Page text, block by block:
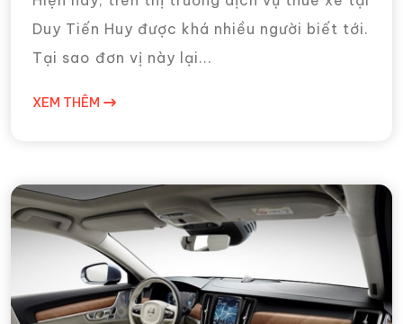
Duy Tiến Huy được khá nhiều người biết tới.
Tại sao đơn vị này lại...
XEM THÊM